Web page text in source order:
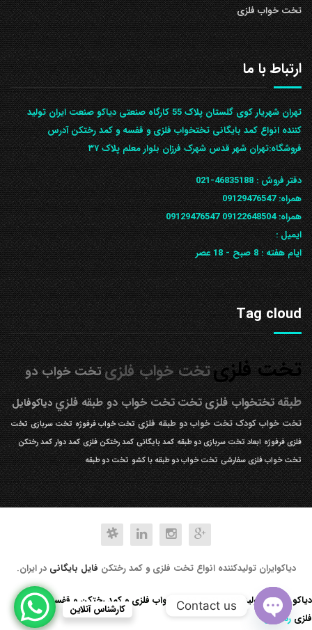
تخت خواب فلزی
ارتباط با ما
تهران شهریار کوی گلستان پلاک 55 کارگاه صنعتی دیاکو صنعت ایران تولید
کننده انواع کمد بایگانی تختخواب فلزی و قفسه و کمد رختکن آدرس
ف‍روشگاه:تهران شهر قدس شهرک فرزان بلوار معلم پلاک ۳۷
دفتر فروش :46835188-021
همراه:09129476547
همراه: 09122648504
09129476547
ایمیل :
ایام هفته :8 صبح - 18 عصر
Tag cloud
تخت فلزیتخت خواب فلزیتخت خواب دو
طبقه تختخواب فلزیتختتخت خواب دو طبقه فلزيدیاکوفایل
تخت خواب کودک تخت خواب دو طبقه فلزی تخت خواب فرفوژه تخت سربازی تخت
فلزی فرفوژه ابعاد تخت سربازی دو طبقه کمد بایگانی کمد رختکن فلزی کمد دوار کمد رختکن
تخت خواب فلزی سفارشی تخت خواب دو طبقه با کشو تخت دو طبقه
دیاکوایران تولیدکننده انواع تخت فلزی و کمد رختکن فایل بایگانی در ایران.
کارشناس آنلاین
دیاکو صنعت تولید کننده انواع تخت خواب فلزی و کمد رختکن و قفسه کتابخانه
فلزی رد کردن
Contact us